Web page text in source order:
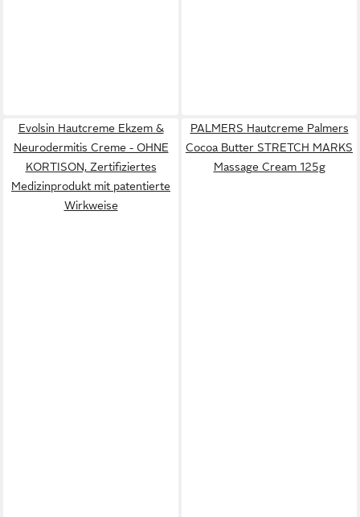
Evolsin Hautcreme Ekzem &
Neurodermitis Creme - OHNE
KORTISON, Zertifiziertes
Medizinprodukt mit patentierte
Wirkweise
PALMERS Hautcreme Palmers
Cocoa Butter STRETCH MARKS
Massage Cream 125g